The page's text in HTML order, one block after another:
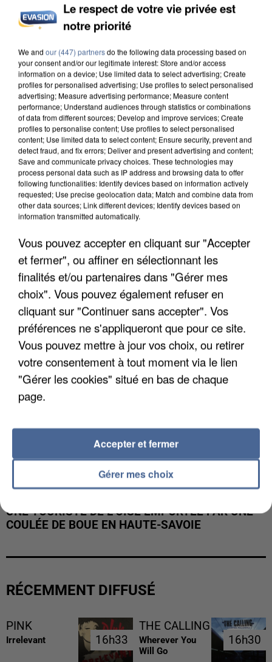
MAFIA INTERPELLÉ EN ALGÉRIE
UN SECOND CADRE DE LA DZ MAFIA
INTERPELLÉ EN ALGÉRIE
UNE TOURISTE DE L’OISE EMPORTÉE PAR UNE
COULÉE DE BOUE EN HAUTE-SAVOIE
RÉCEMMENT DIFFUSÉ
PINK
Irrelevant 16h33
16h33
THE CALLING
Wherever You
Will Go
16h30
16h30
Le respect de votre vie privée est
notre priorité
We and our (447) partnersdo the following data processing based on
your consent and/or our legitimate interest: Store and/or access
information on a device; Use limited data to select advertising; Create
profiles for personalised advertising; Use profiles to select personalised
advertising; Measure advertising performance; Measure content
performance; Understand audiences through statistics or combinations
of data from different sources; Develop and improve services; Create
profiles to personalise content; Use profiles to select personalised
content; Use limited data to select content; Ensure security, prevent and
detect fraud, and fix errors; Deliver and present advertising and content;
Save and communicate privacy choices. These technologies may
process personal data such as IP address and browsing data to offer
following functionalities: Identify devices based on information actively
requested; Use precise geolocation data; Match and combine data from
other data sources; Link different devices; Identify devices based on
information transmitted automatically.
Vous pouvez accepter en cliquant sur "Accepter
et fermer", ou affiner en sélectionnant les
finalités et/ou partenaires dans "Gérer mes
choix". Vous pouvez également refuser en
cliquant sur "Continuer sans accepter". Vos
préférences ne s'appliqueront que pour ce site.
Vous pouvez mettre à jour vos choix, ou retirer
votre consentement à tout moment via le lien
"Gérer les cookies" situé en bas de chaque
page.
Gérer mes choix
Accepter et fermer